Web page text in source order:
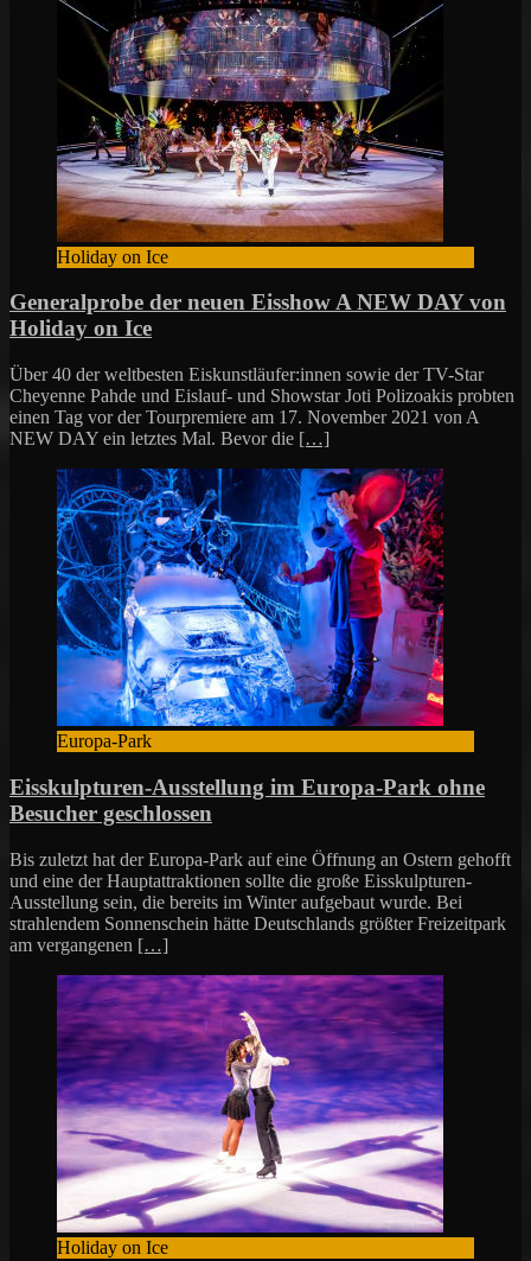
Holiday on Ice
Generalprobe der neuen Eisshow A NEW DAY von
Holiday on Ice
Über 40 der weltbesten Eiskunstläufer:innen sowie der TV-Star
Cheyenne Pahde und Eislauf- und Showstar Joti Polizoakis probten
einen Tag vor der Tourpremiere am 17. November 2021 von A
NEW DAY ein letztes Mal. Bevor die […]
Europa-Park
Eisskulpturen-Ausstellung im Europa-Park ohne
Besucher geschlossen
Bis zuletzt hat der Europa-Park auf eine Öffnung an Ostern gehofft
und eine der Hauptattraktionen sollte die große Eisskulpturen-
Ausstellung sein, die bereits im Winter aufgebaut wurde. Bei
strahlendem Sonnenschein hätte Deutschlands größter Freizeitpark
am vergangenen […]
Holiday on Ice